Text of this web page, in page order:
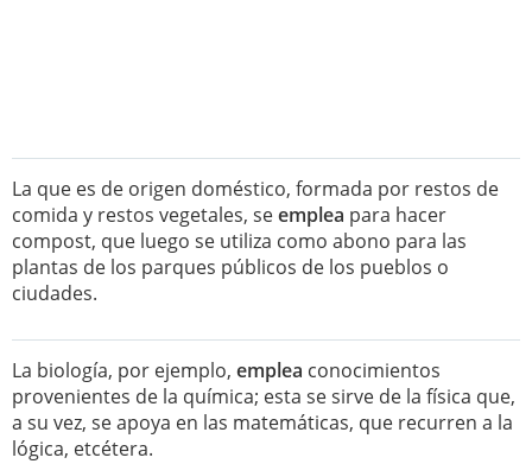
La que es de origen doméstico, formada por restos de
comida y restos vegetales, seemplea para hacer
compost, que luego se utiliza como abono para las
plantas de los parques públicos de los pueblos o
ciudades.
La biología, por ejemplo, emplea conocimientos
provenientes de la química; esta se sirve de la física que,
a su vez, se apoya en las matemáticas, que recurren a la
lógica, etcétera.